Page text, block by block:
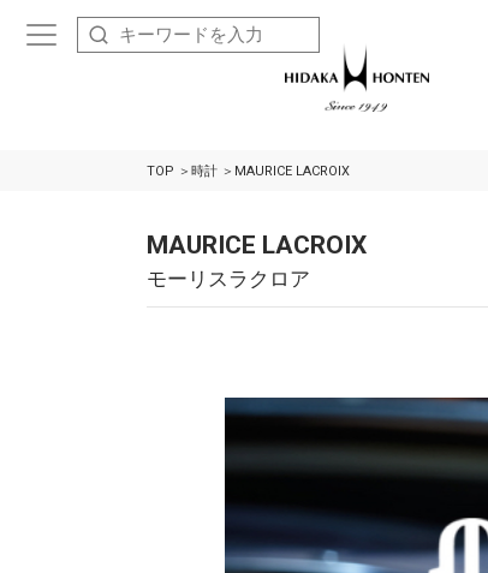
TOP 時計 MAURICE LACROIX
MAURICE LACROIX
モーリスラクロア